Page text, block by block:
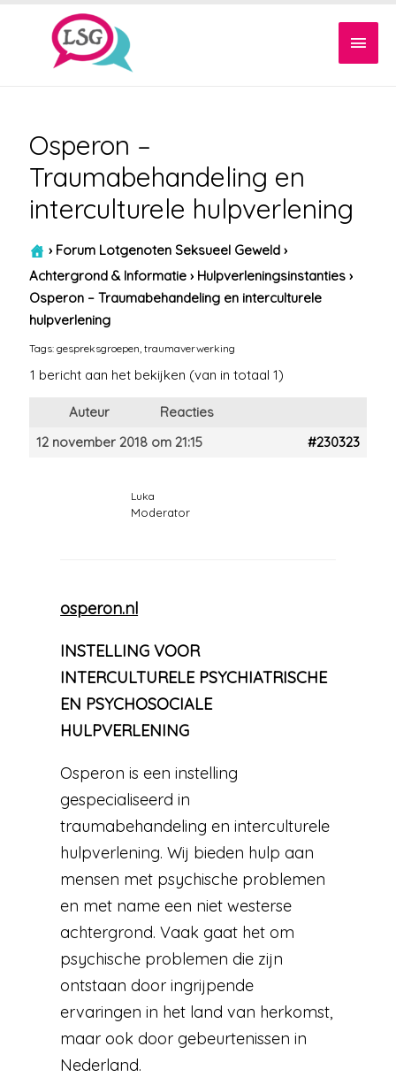
Osperon –
Traumabehandeling en
interculturele hulpverlening
› Forum Lotgenoten Seksueel Geweld ›
Achtergrond & Informatie › Hulpverleningsinstanties ›
Osperon – Traumabehandeling en interculturele
hulpverlening
Tags:gespreksgroepen ,traumaverwerking
1 bericht aan het bekijken (van in totaal 1)
Auteur
Reacties
12 november 2018 om 21:15
#230323
Luka
Moderator
osperon.nl
INSTELLING VOOR
INTERCULTURELE PSYCHIATRISCHE
EN PSYCHOSOCIALE
HULPVERLENING
Osperon is een instelling
gespecialiseerd in
traumabehandeling en interculturele
hulpverlening. Wij bieden hulp aan
mensen met psychische problemen
en met name een niet westerse
achtergrond. Vaak gaat het om
psychische problemen die zijn
ontstaan door ingrijpende
ervaringen in het land van herkomst,
maar ook door gebeurtenissen in
Nederland.